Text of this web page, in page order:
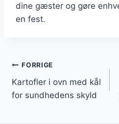
dine gæster og gøre
en fest.
FORRIGE
Kartofler i ovn med kål
for sundhedens skyld